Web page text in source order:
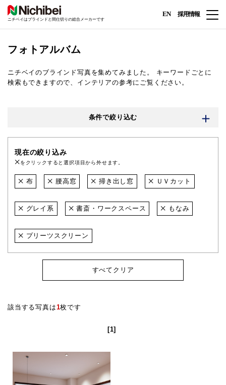
ニチベイはブラインドと間仕切りの総合メーカーです
EN 採用情報
フォトアルバム
ニチベイのブラインド写真を集めてみました。
キーワードごとに
検索もできますので、インテリアの参考にご覧ください。
条件で絞り込む
現在の絞り込み
をクリックすると選択項目から外せます。
布 腰高窓 掃き出し窓 ＵＶカット
グレイ系 書斎・ワークスペース もなみ
プリーツスクリーン
すべてクリア
該当する写真は1枚です
[1]